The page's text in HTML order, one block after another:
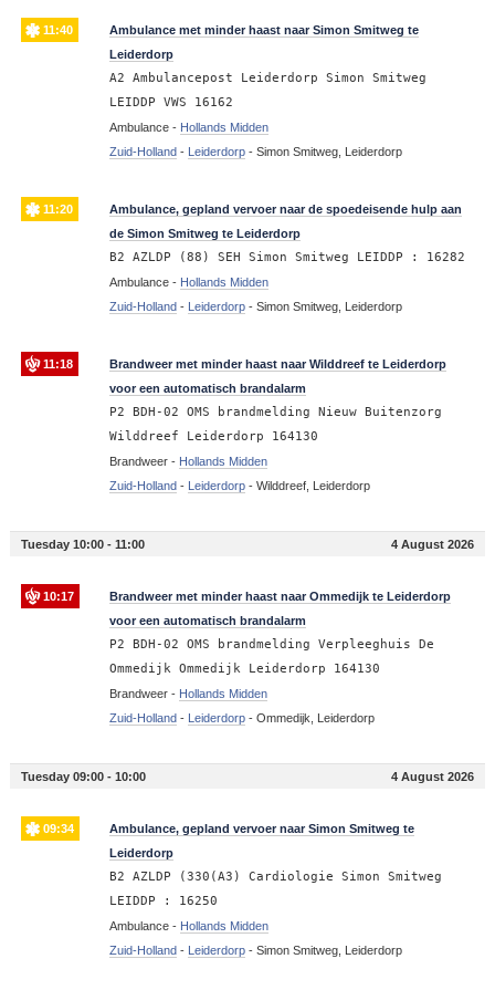
11:40
Ambulance met minder haast naar Simon Smitweg te
Leiderdorp
A2 Ambulancepost Leiderdorp Simon Smitweg
LEIDDP VWS 16162
Ambulance - Hollands Midden
Zuid-Holland- Leiderdorp- Simon Smitweg, Leiderdorp
11:20
Ambulance, gepland vervoer naar de spoedeisende hulp aan
de Simon Smitweg te Leiderdorp
B2 AZLDP (88) SEH Simon Smitweg LEIDDP : 16282
Ambulance - Hollands Midden
Zuid-Holland- Leiderdorp- Simon Smitweg, Leiderdorp
11:18
Brandweer met minder haast naar Wilddreef te Leiderdorp
voor een automatisch brandalarm
P2 BDH-02 OMS brandmelding Nieuw Buitenzorg
Wilddreef Leiderdorp 164130
Brandweer - Hollands Midden
Zuid-Holland- Leiderdorp- Wilddreef, Leiderdorp
Tuesday 10:00 - 11:00 4 August 2026
10:17
Brandweer met minder haast naar Ommedijk te Leiderdorp
voor een automatisch brandalarm
P2 BDH-02 OMS brandmelding Verpleeghuis De
Ommedijk Ommedijk Leiderdorp 164130
Brandweer - Hollands Midden
Zuid-Holland- Leiderdorp- Ommedijk, Leiderdorp
Tuesday 09:00 - 10:00 4 August 2026
09:34
Ambulance, gepland vervoer naar Simon Smitweg te
Leiderdorp
B2 AZLDP (330(A3) Cardiologie Simon Smitweg
LEIDDP : 16250
Ambulance - Hollands Midden
Zuid-Holland- Leiderdorp- Simon Smitweg, Leiderdorp